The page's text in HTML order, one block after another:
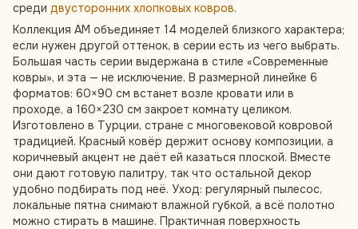
среди двусторонних хлопковых ковров.
Коллекция AM объединяет 14 моделей близкого характера;
если нужен другой оттенок, в серии есть из чего выбрать.
Большая часть серии выдержана в стиле «Современные
ковры», и эта — не исключение. В размерной линейке 6
форматов: 60×90 см встанет возле кровати или в
проходе, а 160×230 см закроет комнату целиком.
Изготовлено в Турции, стране с многовековой ковровой
традицией. Красный ковёр держит основу композиции, а
коричневый акцент не даёт ей казаться плоской. Вместе
они дают готовую палитру, так что остальной декор
удобно подбирать под неё. Уход: регулярный пылесос,
локальные пятна снимают влажной губкой, а всё полотно
можно стирать в машине. Практичная поверхность